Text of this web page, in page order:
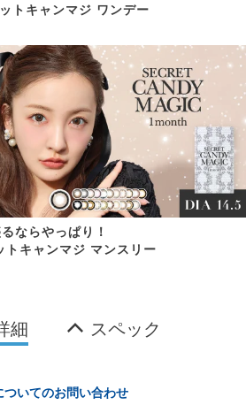
トキャンマジ ワンデー
ならやっぱり！
トキャンマジ マンスリー
細 スペック
ついてのお問い合わせ